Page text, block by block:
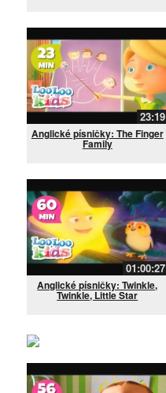
23:19
Anglické písničky: The Finger
Family
01:00:27
Anglické písničky: Twinkle,
Twinkle, Little Star